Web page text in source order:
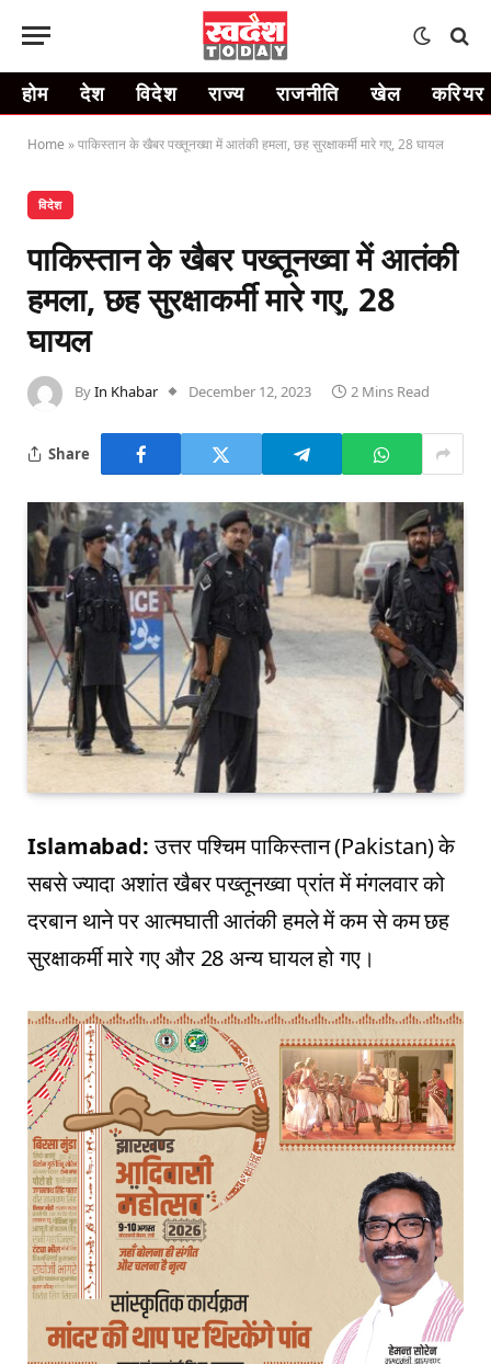
होम देश विदेश राज्य राजनीति खेल करियर
Home »पाकिस्तान के खैबर पख्तूनख्वा में आतंकी हमला, छह सुरक्षाकर्मी मारे गए, 28 घायल
विदेश
पाकिस्तान के खैबर पख्तूनख्वा में आतंकी
हमला, छह सुरक्षाकर्मी मारे गए, 28
घायल
ByIn Khabar December 12, 2023 2 Mins Read
Share
Islamabad:उत्तर पश्चिम पाकिस्तान (Pakistan) के
सबसे ज्यादा अशांत खैबर पख्तूनख्वा प्रांत में मंगलवार को
दरबान थाने पर आत्मघाती आतंकी हमले में कम से कम छह
सुरक्षाकर्मी मारे गए और 28 अन्य घायल हो गए।